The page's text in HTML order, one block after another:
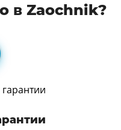
в Zaochnik?